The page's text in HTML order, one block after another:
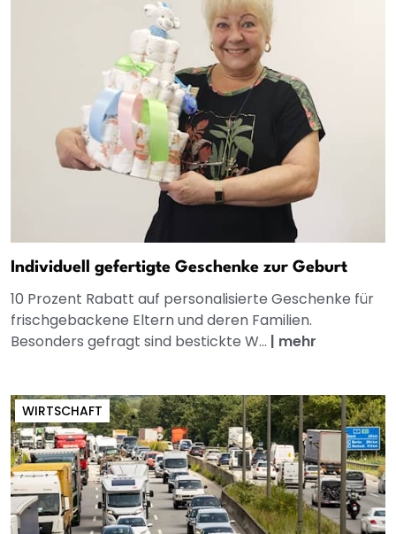
Individuell gefertigte Geschenke zur Geburt
10 Prozent Rabatt auf personalisierte Geschenke für
frischgebackene Eltern und deren Familien.
Besonders gefragt sind bestickte W... | mehr
WIRTSCHAFT